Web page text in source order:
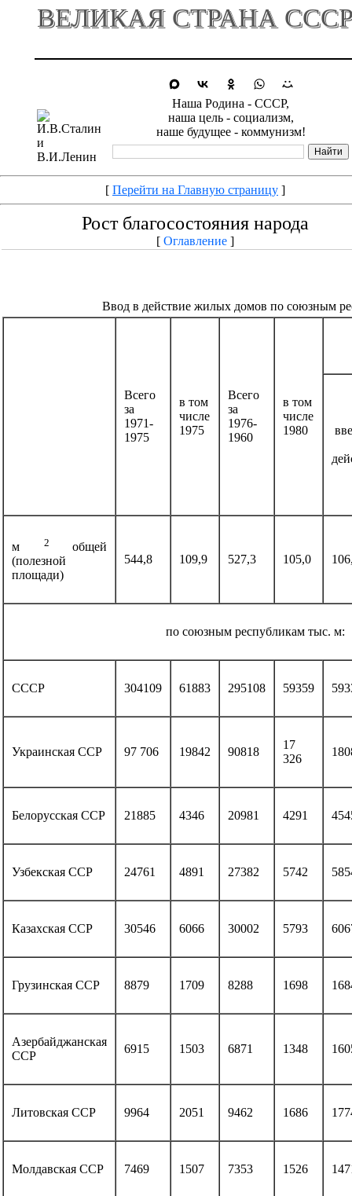
ВЕЛИКАЯ СТРАНА
Наша Родина - СССР,
наша цель - социализм,
наше будущее - коммунизм!
[ Перейти на Главную страницу ]
Рост благосостояния народа
[ Оглавление ]
Ввод в действие жилых домов по союзным
Всего
за
1971-
1975
в том
числе
1975
Всего
за
1976-
1960
в том
числе
1980
м 2 общей
(полезной
площади)
544,8 109,9 527,3 105,0
по союзным республикам тыс. м:
СССР 304109 61883 295108 59359
Украинская ССР 97 706 19842 90818
17
326
Белорусская ССР 21885 4346 20981 4291
Узбекская ССР 24761 4891 27382 5742
Казахская ССР 30546 6066 30002 5793
Грузинская ССР 8879 1709 8288 1698
Азербайджанская
ССР
6915 1503 6871 1348
Литовская ССР 9964 2051 9462 1686
Молдавская ССР 7469 1507 7353 1526